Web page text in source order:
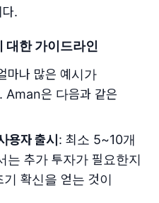
.
대한 가이드라인
마나 많은 예시가
Aman은 다음과 같은
용자 출시 : 최소 5~10개
는 추가 투자가 필요한지
확신을 얻는 것이